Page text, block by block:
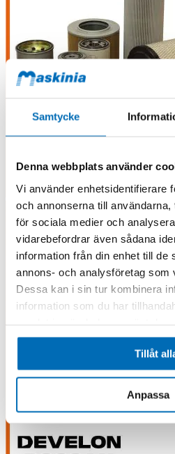
Samtycke
Denna webbplats använder
Vi använder enhetsidentifierare
och annonserna till
för sociala medier och
vidarebefordrar även sådana
information från din enhet till de
annons- och analysföretag som
Dessa kan i sin tur kombinera
information som du har
Tillåt
Anpassa